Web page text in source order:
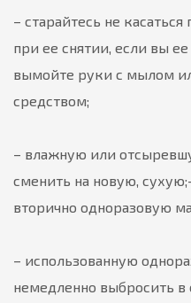
– старайтесь не
при ее снятии, если вы
вымойте руки с мылом
средством;
– влажную или
сменить на новую, сухую;
вторично одноразовую
– использованную
немедленно выбросить в